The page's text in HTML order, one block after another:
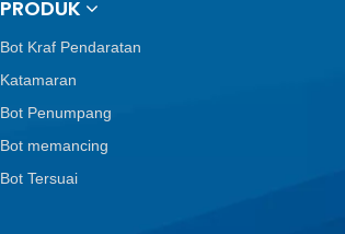
PRODUK
Bot Kraf Pendaratan
Katamaran
Bot Penumpang
Bot memancing
Bot Tersuai